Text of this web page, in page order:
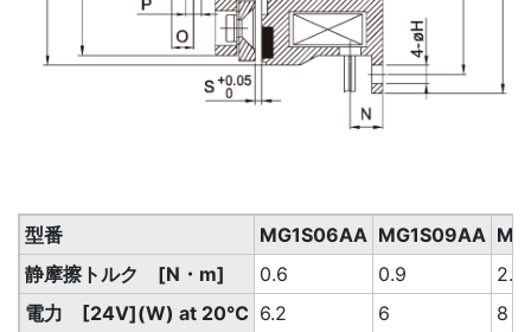
型番 MG1S06AA MG1S09AA
静摩擦トルク [N・m]
0.6 0.9
2.2
電力 [24V](W) at 20℃ 6.2 6 8